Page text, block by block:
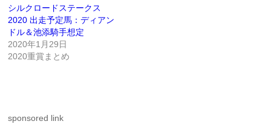
シルクロードステークス
2020 出走予定馬：ディアン
ドル＆池添騎手想定
2020年1月29日
2020重賞まとめ
sponsored link